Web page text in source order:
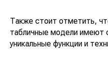
Также стоит отметить,
табличные модели имеют
уникальные функции и